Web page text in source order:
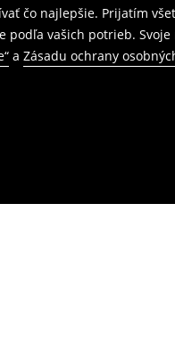
čo najlepšie. Prijatím
vašich potrieb.
a Zásadu ochrany